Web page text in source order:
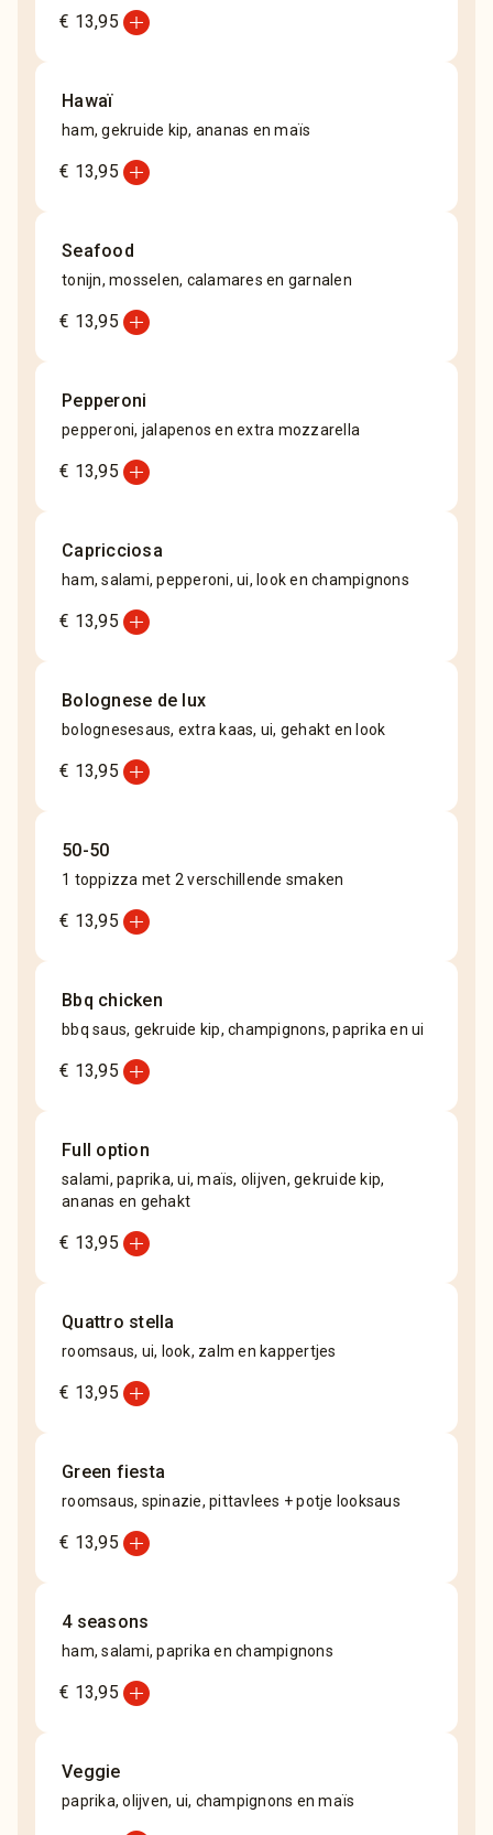
€ 13,95 add_circle
Hawaï
ham, gekruide kip, ananas en maïs
€ 13,95 add_circle
Seafood
tonijn, mosselen, calamares en garnalen
€ 13,95 add_circle
Pepperoni
pepperoni, jalapenos en extra mozzarella
€ 13,95 add_circle
Capricciosa
ham, salami, pepperoni, ui, look en champignons
€ 13,95 add_circle
Bolognese de lux
bolognesesaus, extra kaas, ui, gehakt en look
€ 13,95 add_circle
50-50
1 toppizza met 2 verschillende smaken
€ 13,95 add_circle
Bbq chicken
bbq saus, gekruide kip, champignons, paprika en ui
€ 13,95 add_circle
Full option
salami, paprika, ui, maïs, olijven, gekruide kip,
ananas en gehakt
€ 13,95 add_circle
Quattro stella
roomsaus, ui, look, zalm en kappertjes
€ 13,95 add_circle
Green fiesta
roomsaus, spinazie, pittavlees + potje looksaus
€ 13,95 add_circle
4 seasons
ham, salami, paprika en champignons
€ 13,95 add_circle
Veggie
paprika, olijven, ui, champignons en maïs